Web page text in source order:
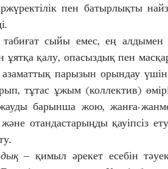
пен батырлықты
табиғат сыйы емес, ең алдымен
ұятқа қалу, опасыздық пен
азаматтық парызын орындау
тұтас ұжым (коллектив)
жауды барынша жою, жанға-
отандастарыңды қауіпсіз
‒ қимыл әрекет есебін